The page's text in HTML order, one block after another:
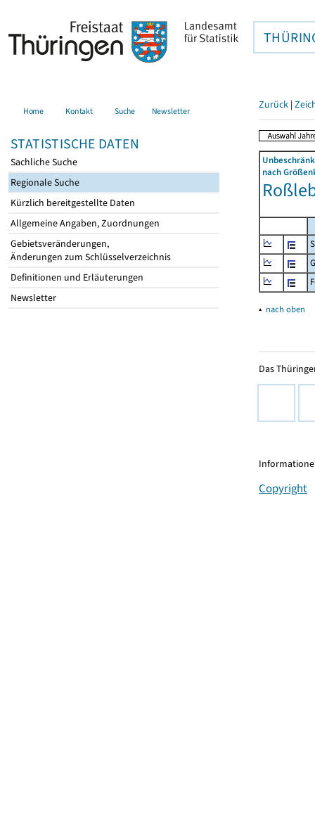
Home Kontakt Suche Newsletter
STATISTISCHE DATEN
Sachliche Suche
Regionale Suche
Kürzlich bereitgestellte Daten
Allgemeine Angaben, Zuordnungen
Gebietsveränderungen,
Änderungen zum Schlüsselverzeichnis
Definitionen und Erläuterungen
Newsletter
Zurück |
nach
▴ nach oben
Das
Copyright